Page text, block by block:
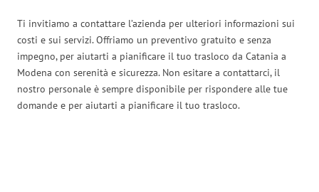
Ti invitiamo a contattare l’azienda per ulteriori informazioni sui
costi e sui servizi. Offriamo un preventivo gratuito e senza
impegno, per aiutarti a pianificare il tuo trasloco da Catania a
Modena con serenità e sicurezza. Non esitare a contattarci, il
nostro personale è sempre disponibile per rispondere alle tue
domande e per aiutarti a pianificare il tuo trasloco.